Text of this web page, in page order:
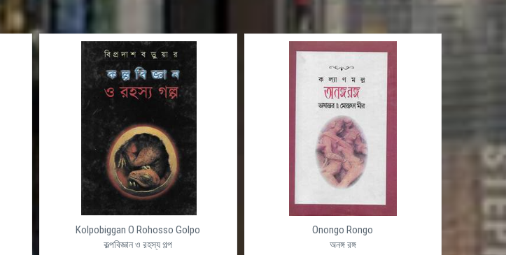
Kolpobiggan O Rohosso Golpo
কল্পবিজ্ঞান ও রহস্য গল্প
Onongo Rongo
অনঙ্গ রঙ্গ